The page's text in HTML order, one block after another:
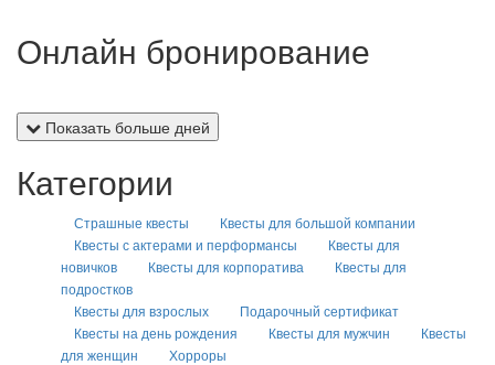
Онлайн бронирование
Показать больше дней
Категории
Страшные квесты
Квесты для большой компании
Квесты с актерами и перформансы
Квесты для
новичков
Квесты для корпоратива
Квесты для
подростков
Квесты для взрослых
Подарочный сертификат
Квесты на день рождения
Квесты для мужчин
Квесты
для женщин
Хорроры